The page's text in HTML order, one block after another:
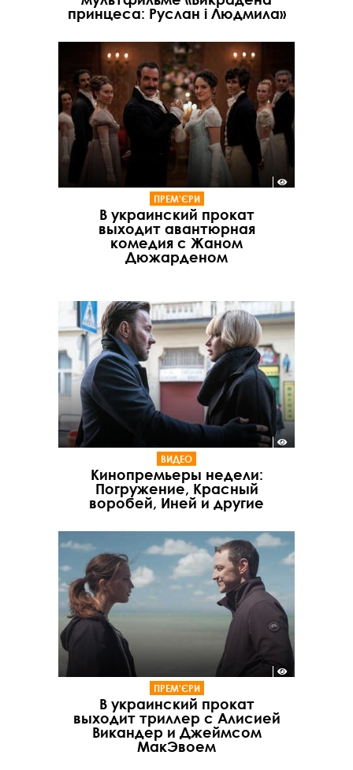
принцеса: Руслан і Людмила»
ПРЕМ'ЄРИ
В украинский прокат
выходит авантюрная
комедия с Жаном
Дюжарденом
ВИДЕО
Кинопремьеры недели:
Погружение, Красный
воробей, Иней и другие
ПРЕМ'ЄРИ
В украинский прокат
выходит триллер с Алисией
Викандер и Джеймсом
МакЭвоем